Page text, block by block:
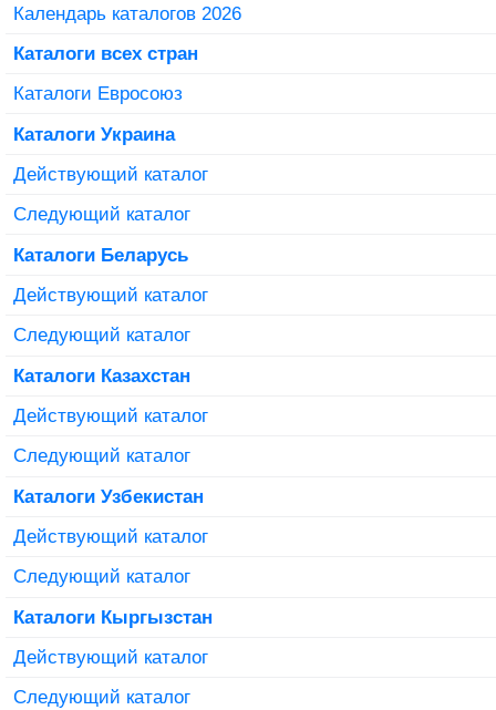
Календарь каталогов 2026
Каталоги всех стран
Каталоги Евросоюз
Каталоги Украина
Действующий каталог
Следующий каталог
Каталоги Беларусь
Действующий каталог
Следующий каталог
Каталоги Казахстан
Действующий каталог
Следующий каталог
Каталоги Узбекистан
Действующий каталог
Следующий каталог
Каталоги Кыргызстан
Действующий каталог
Следующий каталог